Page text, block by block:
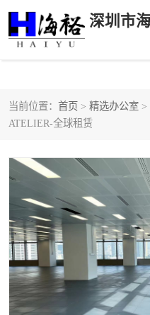
当前位置： 首页 > 精选办公室 >
ATELIER-全球租赁
后海
科技园中区
福田中心区写字楼租赁
深圳宝安
罗湖水贝